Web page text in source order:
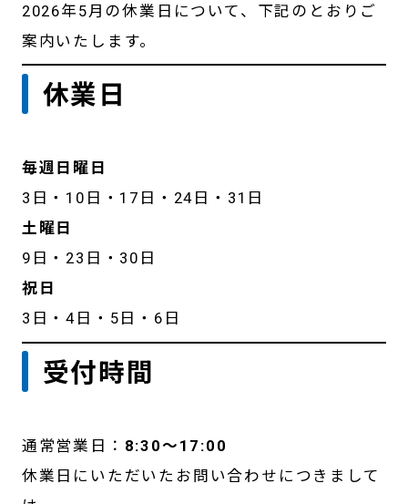
2026年5月の休業日について、下記のとおりご
案内いたします。
休業日
毎週日曜日
3日・10日・17日・24日・31日
土曜日
9日・23日・30日
祝日
3日・4日・5日・6日
受付時間
通常営業日： 8:30〜17:00
休業日にいただいたお問い合わせにつきまして